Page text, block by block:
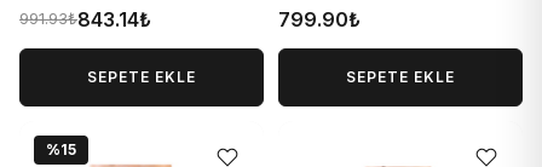
991.93₺843.14₺
SEPETE EKLE
799.90₺
SEPETE EKLE
%15